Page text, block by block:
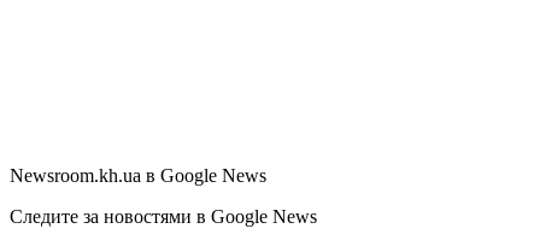
Newsroom.kh.ua в Google News
Следите за новостями в Google News